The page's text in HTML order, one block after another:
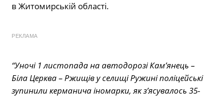
в Житомирській області.
РЕКЛАМА
“Уночі 1 листопада на автодорозі Кам’янець –
Біла Церква – Ржищів у селищі Ружині поліцейські
зупинили керманича іномарки, як з’ясувалось 35-